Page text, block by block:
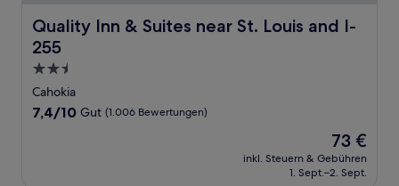
Quality Inn & Suites near St. Louis and I-
255
Quality Inn & Suites near St. Louis and I-255
2.5-
Sterne-
Unterkunft
Cahokia
7.4
7,4/10 Gut (1.006 Bewertungen)
Der
Preis
beträgt
73 €
inkl. Steuern & Gebühren
1. Sept.–2. Sept.